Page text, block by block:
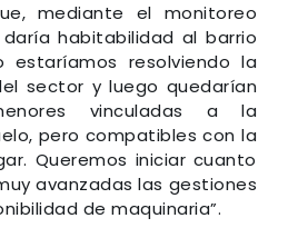
mediante el monitoreo
habitabilidad al barrio
estaríamos resolviendo la
sector y luego quedarían
vinculadas a la
pero compatibles con la
Queremos iniciar cuanto
avanzadas las gestiones
de maquinaria”.